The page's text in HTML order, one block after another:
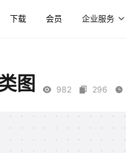
下载 会员 企业服务
图 982 296